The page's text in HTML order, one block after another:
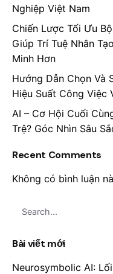
Nghiệp Việt Nam
Chiến Lược Tối Ưu
Giúp Trí Tuệ Nhân
Minh Hơn
Hướng Dẫn Chọn Và
Hiệu Suất Công Việc
AI – Cơ Hội Cuối
Trệ? Góc Nhìn Sâu
Recent Comments
Không có bình luận
Bài viết mới
Neurosymbolic AI: